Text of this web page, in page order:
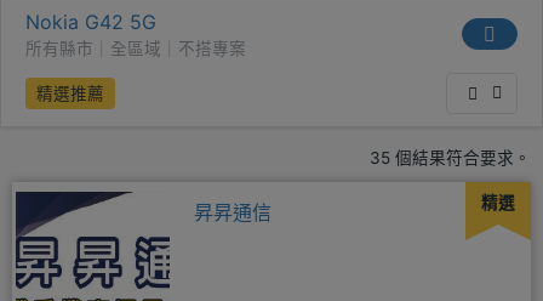
Nokia G42 5G
所有縣市｜全區域｜不搭專案
精選推薦
35 個結果符合要求。
精選
昇昇通信